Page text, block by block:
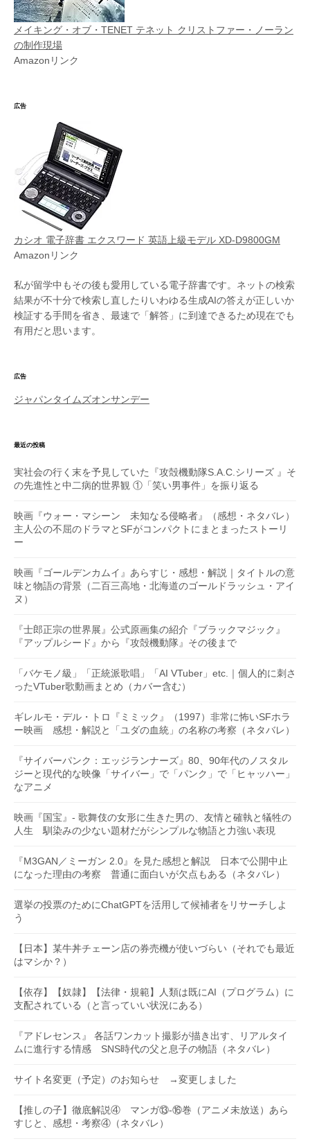
メイキング・オブ・TENET テネット クリストファー・ノーラン
の制作現場
Amazonリンク
広告
カシオ 電子辞書 エクスワード 英語上級モデル XD-D9800GM
Amazonリンク
私が留学中もその後も愛用している電子辞書です。ネットの検索
結果が不十分で検索し直したりいわゆる生成AIの答えが正しいか
検証する手間を省き、最速で「解答」に到達できるため現在でも
有用だと思います。
広告
ジャパンタイムズオンサンデー
最近の投稿
実社会の行く末を予見していた『攻殻機動隊S.A.C.シリーズ 』そ
の先進性と中二病的世界観 ①「笑い男事件」を振り返る
映画『ウォー・マシーン 未知なる侵略者』（感想・ネタバレ）
主人公の不屈のドラマとSFがコンパクトにまとまったストーリ
ー
映画『ゴールデンカムイ』あらすじ・感想・解説｜タイトルの意
味と物語の背景（二百三高地・北海道のゴールドラッシュ・アイ
ヌ）
『士郎正宗の世界展』公式原画集の紹介『ブラックマジック』
『アップルシード』から『攻殻機動隊』その後まで
「バケモノ級」「正統派歌唱」「AI VTuber」etc.｜個人的に刺さ
ったVTuber歌動画まとめ（カバー含む）
ギレルモ・デル・トロ『ミミック』（1997）非常に怖いSFホラ
ー映画 感想・解説と「ユダの血統」の名称の考察（ネタバレ）
『サイバーパンク：エッジランナーズ』80、90年代のノスタル
ジーと現代的な映像「サイバー」で「パンク」で「ヒャッハー」
なアニメ
映画『国宝』- 歌舞伎の女形に生きた男の、友情と確執と犠牲の
人生 馴染みの少ない題材だがシンプルな物語と力強い表現
『M3GAN／ミーガン 2.0』を見た感想と解説 日本で公開中止
になった理由の考察 普通に面白いが欠点もある（ネタバレ）
選挙の投票のためにChatGPTを活用して候補者をリサーチしよ
う
【日本】某牛丼チェーン店の券売機が使いづらい（それでも最近
はマシか？）
【依存】【奴隷】【法律・規範】人類は既にAI（プログラム）に
支配されている（と言っていい状況にある）
『アドレセンス』 各話ワンカット撮影が描き出す、リアルタイ
ムに進行する情感 SNS時代の父と息子の物語（ネタバレ）
サイト名変更（予定）のお知らせ →変更しました
【推しの子】徹底解説④ マンガ⑬-⑯巻（アニメ未放送）あら
すじと、感想・考察④（ネタバレ）